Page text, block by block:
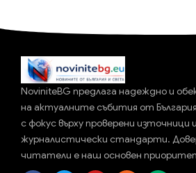
NoviniteBG предлага надеждно и
на актуалните събития от
с фокус върху проверени източници
журналистически стандарти.
читатели е наш основен